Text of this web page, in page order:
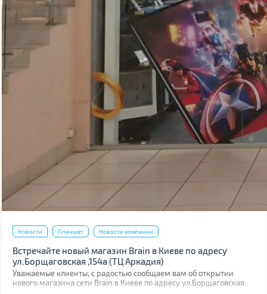
Новости Планшет Новости компании
Встречайте новый магазин Brain в Киеве по адресу
ул.Борщаговская ,154а (ТЦ Аркадия)
Уважаемые клиенты, с радостью сообщаем вам об открытии
нового магазина сети Brain в Киеве по адресу ул.Борщаговская